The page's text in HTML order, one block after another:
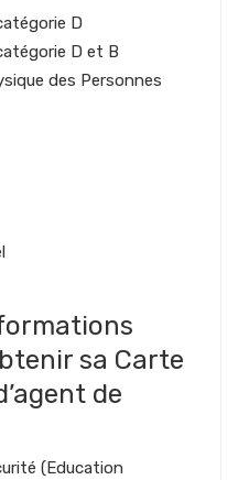
D
D et B
des Personnes
sa Carte
de
(Education